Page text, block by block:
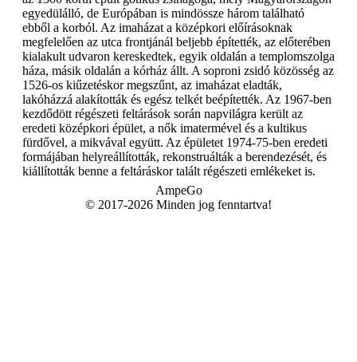
egyedülálló, de Európában is mindössze három található
ebből a korból. Az imaházat a középkori előírásoknak
megfelelően az utca frontjánál beljebb építették, az előterében
kialakult udvaron kereskedtek, egyik oldalán a templomszolga
háza, másik oldalán a kórház állt. A soproni zsidó közösség az
1526-os kiűzetéskor megszűnt, az imaházat eladták,
lakóházzá alakították és egész telkét beépítették. Az 1967-ben
kezdődött régészeti feltárások során napvilágra került az
eredeti középkori épület, a nők imatermével és a kultikus
fürdővel, a mikvával együtt. Az épületet 1974-75-ben eredeti
formájában helyreállították, rekonstruálták a berendezését, és
kiállították benne a feltáráskor talált régészeti emlékeket is.
AmpeGo
© 2017-2026 Minden jog fenntartva!